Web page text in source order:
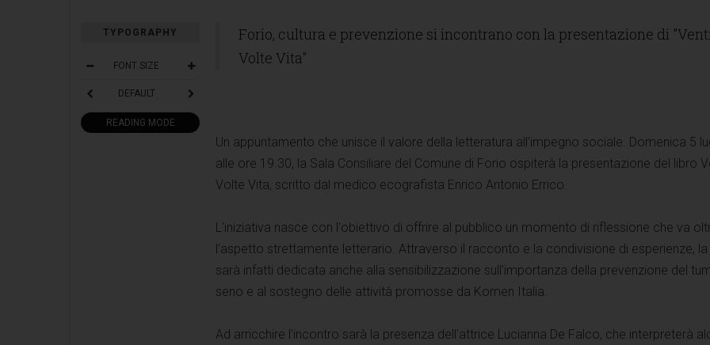
TYPOGRAPHY
FONT SIZE
DEFAULT
READING MODE
Forio, cultura e prevenzione si incontrano con la presentazione di
Volte Vita"
Un appuntamento che unisce il valore della letteratura all'impegno sociale. Domenica 5
alle ore 19.30, la Sala Consiliare del Comune di Forio ospiterà la presentazione del libro
Volte Vita, scritto dal medico ecografista Enrico Antonio Errico.
L'iniziativa nasce con l'obiettivo di offrire al pubblico un momento di riflessione che va
l'aspetto strettamente letterario. Attraverso il racconto e la condivisione di esperienze,
sarà infatti dedicata anche alla sensibilizzazione sull'importanza della prevenzione del
seno e al sostegno delle attività promosse da Komen Italia.
Ad arricchire l'incontro sarà la presenza dell'attrice Lucianna De Falco, che interpreterà